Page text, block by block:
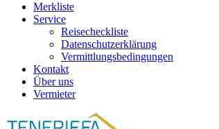
Merkliste
Service
Reisecheckliste
Datenschutzerklärung
Vermittlungsbedingungen
Kontakt
Über uns
Vermieter